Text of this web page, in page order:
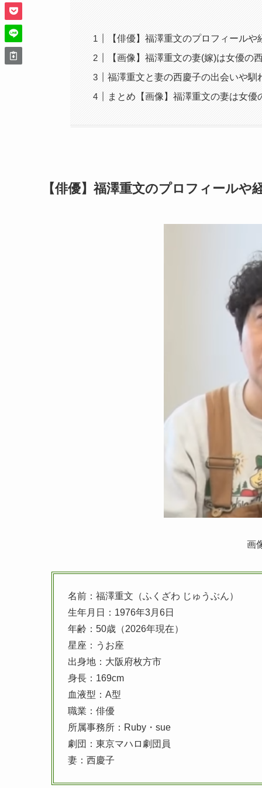
【俳優】福澤重文のプロフィール
【画像】福澤重文の妻(嫁)は女優の
福澤重文と妻の西慶子の出会いや
まとめ【画像】福澤重文の妻は女
【俳優】福澤重文のプロフィール
画
名前：福澤重文（ふくざわ じゅうぶん）
生年月日：1976年3月6日
年齢：50歳（2026年現在）
星座：うお座
出身地：大阪府枚方市
身長：169cm
血液型：A型
職業：俳優
所属事務所：Ruby・sue
劇団：東京マハロ劇団員
妻：西慶子